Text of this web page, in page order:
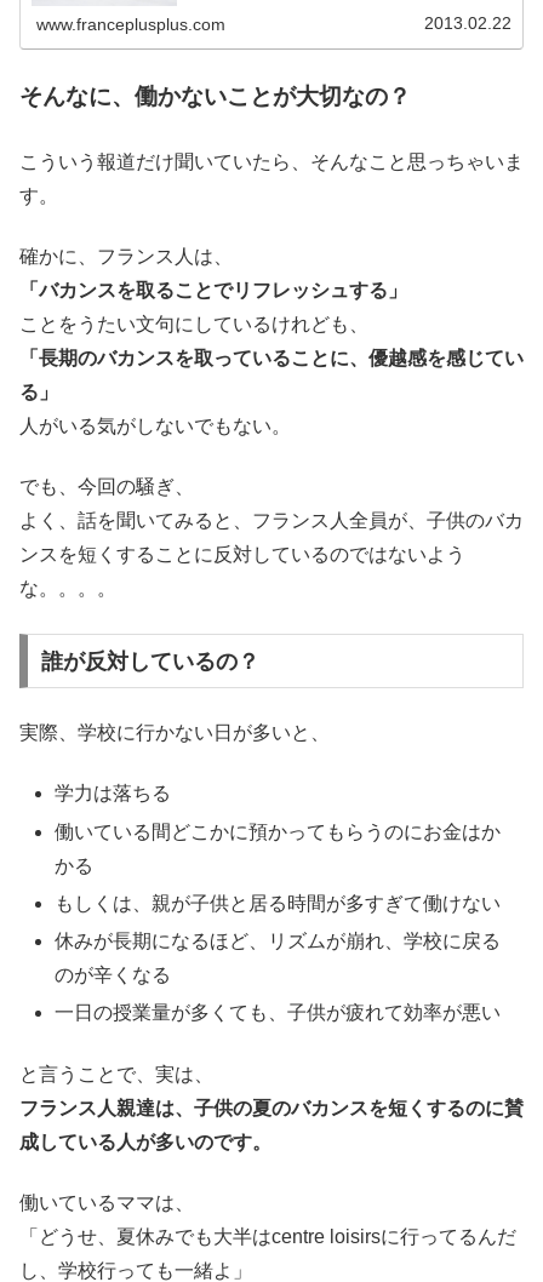
www.franceplusplus.com 2013.02.22
そんなに、働かないことが大切なの？
こういう報道だけ聞いていたら、そんなこと思っちゃいま
す。
確かに、フランス人は、
「バカンスを取ることでリフレッシュする」
ことをうたい文句にしているけれども、
「長期のバカンスを取っていることに、優越感を感じてい
る」
人がいる気がしないでもない。
でも、今回の騒ぎ、
よく、話を聞いてみると、フランス人全員が、子供のバカ
ンスを短くすることに反対しているのではないよう
な。。。。
誰が反対しているの？
実際、学校に行かない日が多いと、
学力は落ちる
働いている間どこかに預かってもらうのにお金はか
かる
もしくは、親が子供と居る時間が多すぎて働けない
休みが長期になるほど、リズムが崩れ、学校に戻る
のが辛くなる
一日の授業量が多くても、子供が疲れて効率が悪い
と言うことで、実は、
フランス人親達は、子供の夏のバカンスを短くするのに賛
成している人が多いのです。
働いているママは、
「どうせ、夏休みでも大半はcentre loisirsに行ってるんだ
し、学校行っても一緒よ」